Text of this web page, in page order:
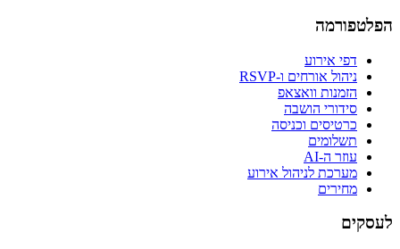
הפלטפורמה
דפי אירוע
ניהול אורחים ו-RSVP
הזמנות וואצאפ
סידורי הושבה
כרטיסים וכניסה
תשלומים
עוזר ה-AI
מערכת לניהול אירוע
מחירים
לעסקים